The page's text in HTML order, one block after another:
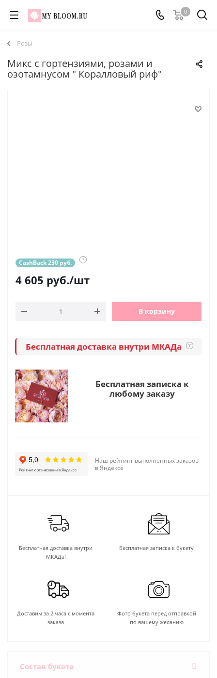
0
Розы
Микс с гортензиями, розами и
озотамнусом " Коралловый риф"
CashBack 230 руб. ?
4 605 руб./шт
В корзину
Бесплатная доставка внутри МКАДа ?
Бесплатная записка к
любому заказу
Наш рейтинг выполненных заказов
в Яндексе
Бесплатная доставка внутри
МКАДа!
Бесплатная записка к букету
Доставим за 2 часа с момента
заказа
Фото букета перед отправкой
по вашему желанию
Состав букета